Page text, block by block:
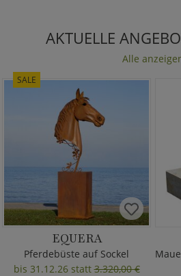
AKTUELLE
Alle
SALE
EQUERA
Pferdebüste auf Sockel
bis 31.12.26 statt3.320,00 €